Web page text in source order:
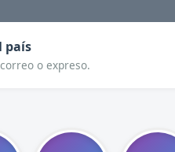
país
o expreso.